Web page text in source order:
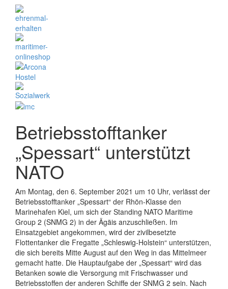
Betriebsstofftanker
„Spessart“ unterstützt
NATO
Am Montag, den 6. September 2021 um 10 Uhr, verlässt der
Betriebsstofftanker „Spessart“ der Rhön-Klasse den
Marinehafen Kiel, um sich der Standing NATO Maritime
Group 2 (SNMG 2) in der Ägäis anzuschließen. Im
Einsatzgebiet angekommen, wird der zivilbesetzte
Flottentanker die Fregatte „Schleswig-Holstein“ unterstützen,
die sich bereits Mitte August auf den Weg in das Mittelmeer
gemacht hatte. Die Hauptaufgabe der „Spessart“ wird das
Betanken sowie die Versorgung mit Frischwasser und
Betriebsstoffen der anderen Schiffe der SNMG 2 sein. Nach